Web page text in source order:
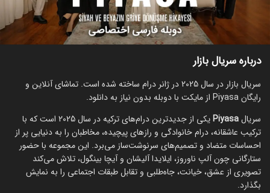
توضیحات قسمت‌ها سریال‌های مشابه
درباره سریال بازار
سریال بازار در سال 2025 در ژانر درام ساخته شده است. تماشای آنلاین و
رایگان Piyasa از مایکت با دوبله بدون نیاز به دانلود.
سریالPiyasa
یکی از جدیدترین درام‌های ترکیه در سال 2025 است که با
ترکیب عاشقانه، درام خانوادگی و رازهای پیچیده، مخاطبان را به دنیایی پر از
احساسات متضاد و تصمیم‌های سرنوشت‌ساز می‌برد. این مجموعه با حضور
ستارگانی چون آلپ ناوروز، ایلایدا آلیشان و آیچا بینگول، تلاش می‌کند
تصویری از عشق، خیانت، جاه‌طلبی و تقابل طبقات اجتماعی را به نمایش
بگذارد.